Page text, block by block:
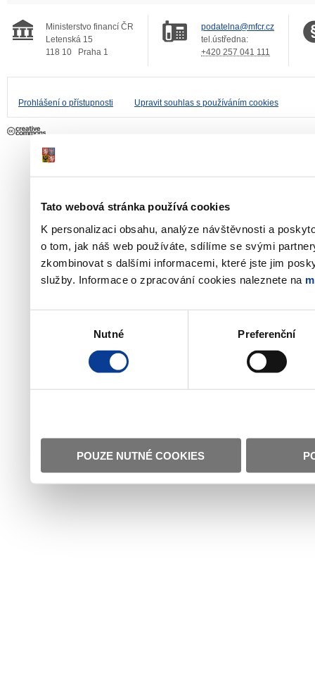
Tato webová stránka používá cookies
K personalizaci obsahu, analýze návštěvnosti a
o tom, jak náš web používáte, sdílíme se svými
zkombinovat s dalšími informacemi, které jste jim
služby. Informace o zpracování cookies naleznete na
Nutné Preferenční
POUZE NUTNÉ COOKIES
Ministerstvo financí ČR
Letenská 15
118 10
Praha 1
podatelna@mfcr.cz
tel.ústředna:
+420 257 041 111
Prohlášení o přístupnosti Upravit souhlas s používáním cookies